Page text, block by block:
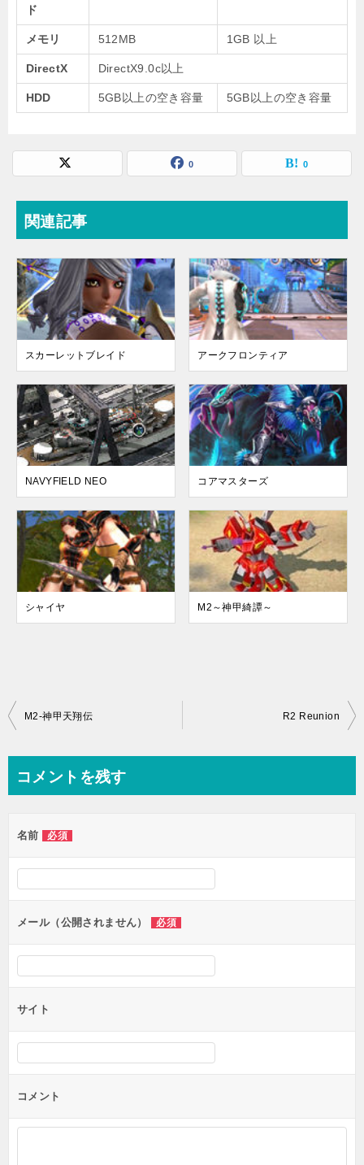
ド
メモリ 512MB 1GB 以上
DirectX DirectX9.0c以上
HDD 5GB以上の空き容量 5GB以上の空き容量
0 0
関連記事
スカーレットブレイド アークフロンティア
NAVYFIELD NEO コアマスターズ
シャイヤ M2～神甲綺譚～
投
ビ
ー
シ
ョ
ン
M2-神甲天翔伝 R2 Reunion
コメントを残す
名前 必須
メール（公開されません） 必須
サイト
コメント